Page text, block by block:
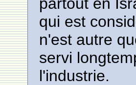
qui est
n'est autre
servi
l'industrie.